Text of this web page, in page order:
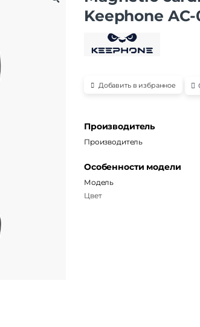
Keephone
Добавить в избранное
Производитель
Производитель
Особенности модели
Модель
Цвет